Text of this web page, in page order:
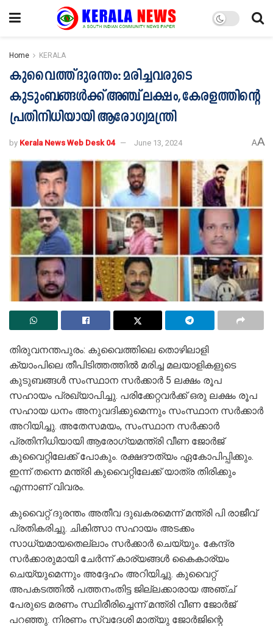
Home KERALA
കുവൈത്ത് ദുരന്തം: മരിച്ചവരുടെ
കുടുംബങ്ങള്‍ക്ക് അഞ്ച് ലക്ഷം, കേരളത്തിന്റെ
പ്രതിനിധിയായി ആരോഗ്യമന്ത്രി
by Kerala News Web Desk 04 June 13, 2024 AA
തിരുവനന്തപുരം: കുവൈത്തിലെ തൊഴിലാളി
ക്യാംപിലെ തീപിടിത്തത്തിൽ മരിച്ച മലയാളികളുടെ
കുടുബങ്ങൾ സംസ്ഥാന സര്‍ക്കാര്‍ 5 ലക്ഷം രൂപ
സഹായം പ്രഖ്യാപിച്ചു. പരിക്കേറ്റവർക്ക് ഒരു ലക്ഷം രൂപ
സഹായ ധനം അനുവദിക്കുമെന്നും സംസ്ഥാന സര്‍ക്കാര്‍
അറിയിച്ചു. അതേസമയം, സംസ്ഥാന സർക്കാർ
പ്രതിനിധിയായി ആരോഗ്യമന്ത്രി വീണ ജോർജ്
കുവൈറ്റിലേക്ക് പോകും. രക്ഷദൗത്യം ഏകോപിപ്പിക്കും.
ഇന്ന് തന്നെ മന്ത്രി കുവൈറ്റിലേക്ക് യാത്ര തിരിക്കും
എന്നാണ് വിവരം.
കുവൈറ്റ് ദുരന്തം അതീവ ദുഖകരമെന്ന് മന്ത്രി പി രാജീവ്
പ്രതികരിച്ചു. ചികിത്സാ സഹായം അടക്കം
സാധ്യമായതെല്ലാം സർക്കാർ ചെയ്യും. കേന്ദ്ര
സർക്കാരുമായി ചേർന്ന് കാര്യങ്ങൾ കൈകാര്യം
ചെയ്യുമെന്നും അദ്ദേഹം അറിയിച്ചു. കുവൈറ്റ്
അപകടത്തില്‍ പത്തനംതിട്ട ജില്ലക്കാരായ അഞ്ച്
പേരുടെ മരണം സ്ഥിരീരിച്ചെന്ന് മന്ത്രി വീണ ജോർജ്
പറഞ്ഞു. നിരണം സ്വദേശി മാത്യു ജോർജിന്റെ